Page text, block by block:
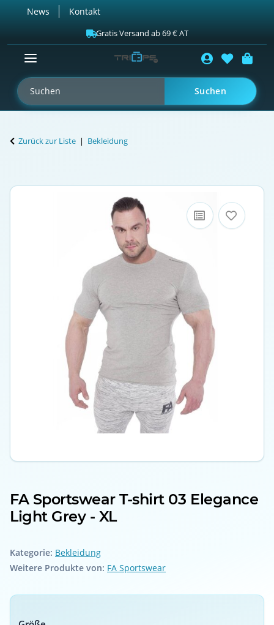
News Kontakt
Gratis Versand ab 69 € AT
Suchen
Zurück zur Liste Bekleidung
FA Sportswear T-shirt 03 Elegance
Light Grey - XL
Kategorie: Bekleidung
Weitere Produkte von: FA Sportswear